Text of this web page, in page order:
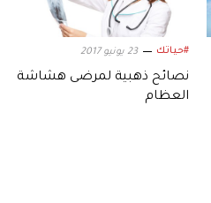
#حياتك 23 يونيو 2017
نصائح ذهبية لمرضى هشاشة
العظام